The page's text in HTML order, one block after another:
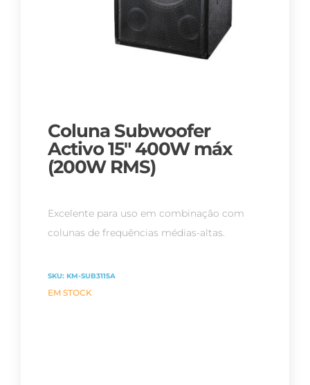
Coluna Subwoofer
Activo 15″ 400W máx
(200W RMS)
Excelente para uso em combinação com
colunas de frequências médias-altas.
SKU: KM-SUB3115A
EM STOCK